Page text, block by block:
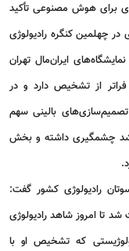
برای هوش مصنوعی تأکید
چهلمین کنگره رادیولوژی
و نمایشگاه‌های ایران‌مال تهران
فراتر از تشخیص دارد و در
بالینی سهم
چشمگیری داشته و بخش
رادیولوژی کشور گفت:
تا امروز شاهد رادیولوژی
که تشخیص او با